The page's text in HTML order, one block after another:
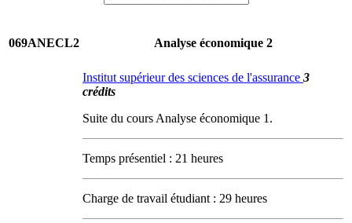
069ANECL2 Analyse économique 2
Institut supérieur des sciences de l'assurance 3
crédits
Suite du cours Analyse économique 1.
Temps présentiel : 21 heures
Charge de travail étudiant : 29 heures